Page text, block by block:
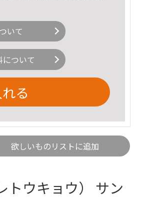
いて
ついて
る
欲しいものリストに追加
トウキョウ） サン